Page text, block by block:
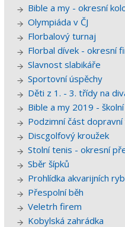
Bible a my - okresní
Olympiáda v ČJ
Florbalový turnaj
Florbal dívek - okresní
Slavnost slabikáře
Sportovní úspěchy
Děti z 1. - 3. třídy na
Bible a my 2019 -
Podzimní část
Discgolfový kroužek
Stolní tenis - okresní
Sběr šípků
Prohlídka akvarijních
Přespolní běh
Veletrh firem
Kobylská zahrádka